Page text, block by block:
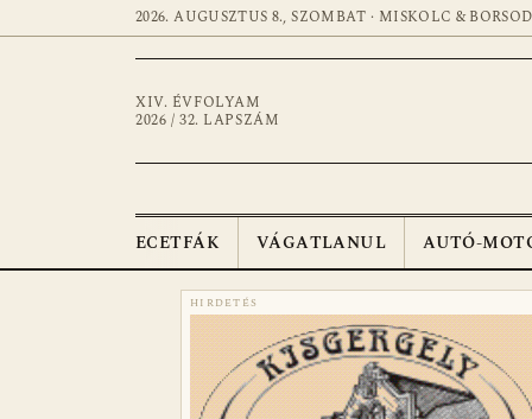
2026. AUGUSZTUS 8., SZOMBAT · MISKOLC & BORSOD
XIV. ÉVFOLYAM
2026 / 32. LAPSZÁM
ECETFÁK VÁGATLANUL AUTÓ-
HIRDETÉS